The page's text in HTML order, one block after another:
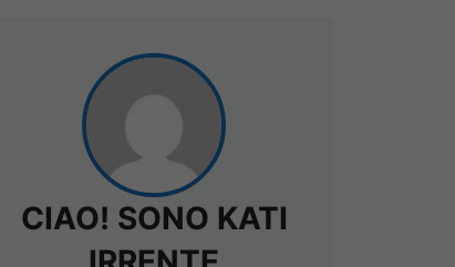
CIAO! SONO KATI